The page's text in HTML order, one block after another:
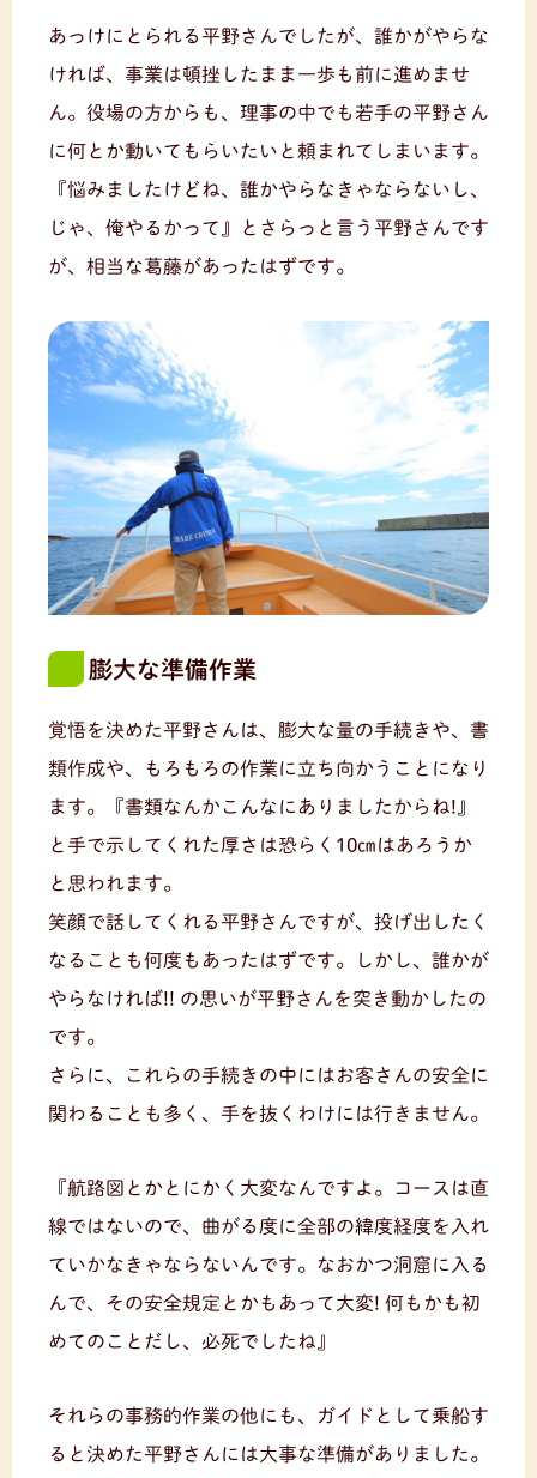
あっけにとられる平野さんでしたが、誰かがやらな
ければ、事業は頓挫したまま一歩も前に進めませ
ん。役場の方からも、理事の中でも若手の平野さん
に何とか動いてもらいたいと頼まれてしまいます。
『悩みましたけどね、誰かやらなきゃならないし、
じゃ、俺やるかって』とさらっと言う平野さんです
が、相当な葛藤があったはずです。
膨大な準備作業
覚悟を決めた平野さんは、膨大な量の手続きや、書
類作成や、もろもろの作業に立ち向かうことになり
ます。『書類なんかこんなにありましたからね!』
と手で示してくれた厚さは恐らく10㎝はあろうか
と思われます。
笑顔で話してくれる平野さんですが、投げ出したく
なることも何度もあったはずです。しかし、誰かが
やらなければ!! の思いが平野さんを突き動かしたの
です。
さらに、これらの手続きの中にはお客さんの安全に
関わることも多く、手を抜くわけには行きません。
『航路図とかとにかく大変なんですよ。コースは直
線ではないので、曲がる度に全部の緯度経度を入れ
ていかなきゃならないんです。なおかつ洞窟に入る
んで、その安全規定とかもあって大変! 何もかも初
めてのことだし、必死でしたね』
それらの事務的作業の他にも、ガイドとして乗船す
ると決めた平野さんには大事な準備がありました。